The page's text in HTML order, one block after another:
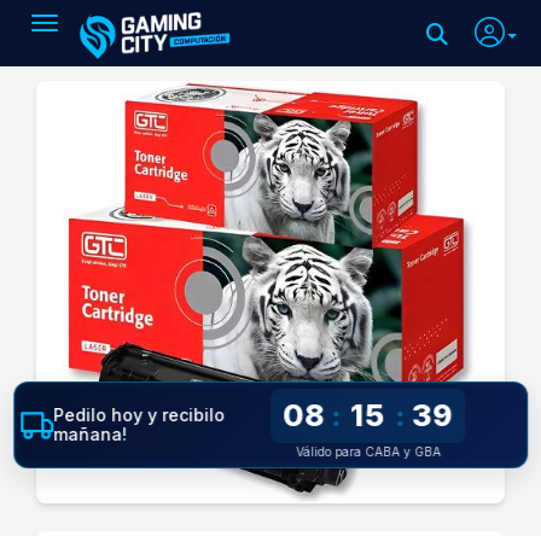
Toggle navigation
Pedilo hoy y recibilo
mañana!
08 : 15 : 39
Válido para CABA y GBA